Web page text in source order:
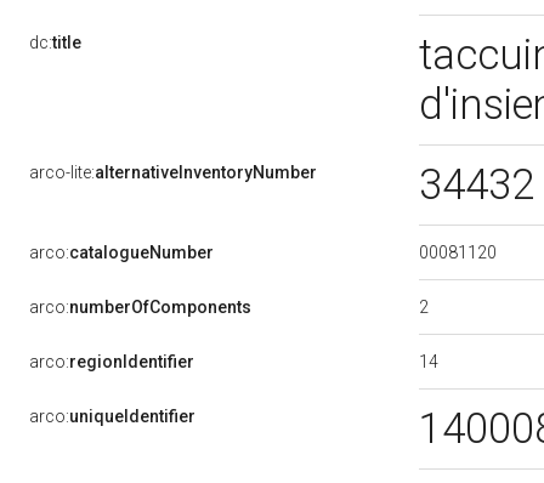
dc:title
arco-lite:alternativeInventoryNumber
arco:catalogueNumber 00081120
arco:numberOfComponents 2
arco:regionIdentifier 14
arco:uniqueIdentifier